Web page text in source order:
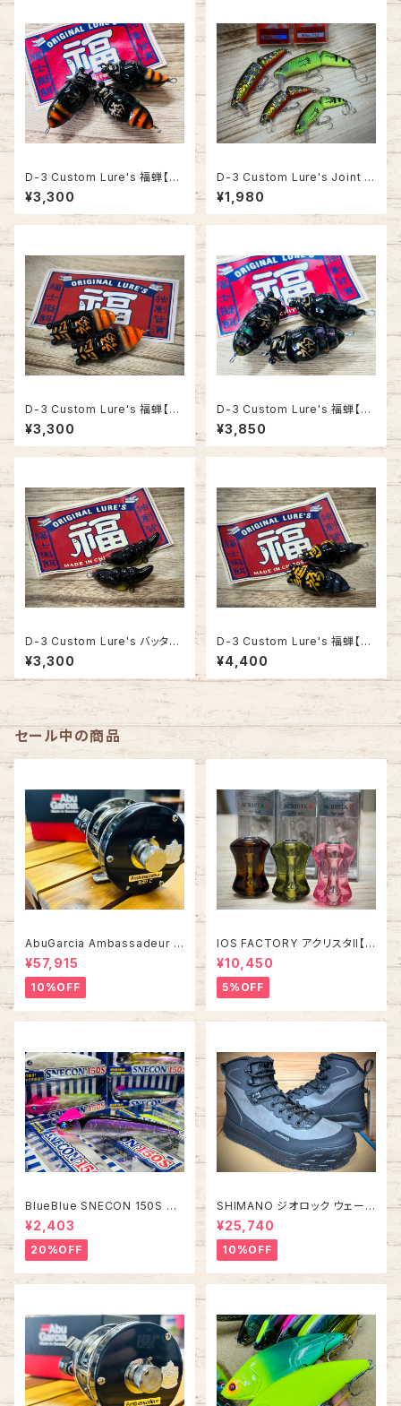
D-3 Custom Lure's 福蝉【塗
装オレンジベリー】FUKUSHI L
URES フクゼミ
¥3,300
D-3 Custom Lure's Joint D
ahlia 60S/80S 【2026年新
色】
¥1,980
D-3 Custom Lure's 福蝉【塗
装オレンジベリー】FUKUSHI L
URES フクゼミ
¥3,300
D-3 Custom Lure's 福蝉【ホ
ロ仕様】FUKUSHI LURES フク
ゼミ
¥3,850
D-3 Custom Lure's バッタえ
びせん ハンドメイドモデル【黒】
¥3,300
D-3 Custom Lure's 福蝉【黒
シェル】FUKUSHI LURES フク
ゼミ
¥4,400
セール中の商品
AbuGarcia Ambassadeur 5
500C/5501C FACTORY TU
NED アンバサダー ファクトリー
チューン
¥57,915
10%OFF
IOS FACTORY アクリスタII【タ
イプA】
¥10,450
5%OFF
BlueBlue SNECON 150S ス
ネコン 150S
¥2,403
20%OFF
SHIMANO ジオロック ウェーデ
ィングシューズ カットピンフェル
ト FS-284Z【2026年オスス
メ！】
¥25,740
10%OFF